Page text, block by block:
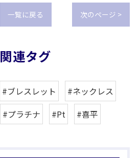
一覧に戻る 次のページ >
関連タグ
#ブレスレット
#ネックレス
#プラチナ #Pt #喜平